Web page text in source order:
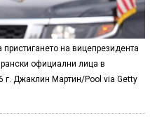
на вицепрезидента
официални лица в
г. Джаклин Мартин/Pool via Getty